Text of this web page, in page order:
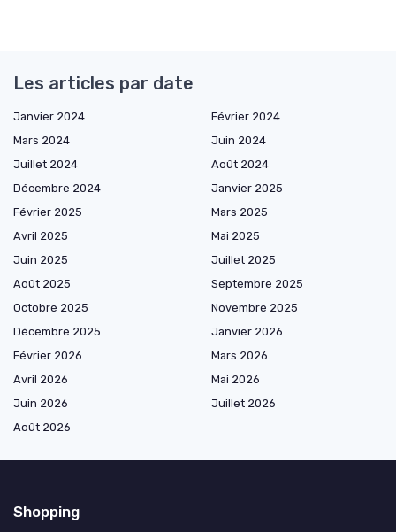
Les articles par date
Janvier 2024
Février 2024
Mars 2024
Juin 2024
Juillet 2024
Août 2024
Décembre 2024
Janvier 2025
Février 2025
Mars 2025
Avril 2025
Mai 2025
Juin 2025
Juillet 2025
Août 2025
Septembre 2025
Octobre 2025
Novembre 2025
Décembre 2025
Janvier 2026
Février 2026
Mars 2026
Avril 2026
Mai 2026
Juin 2026
Juillet 2026
Août 2026
Shopping